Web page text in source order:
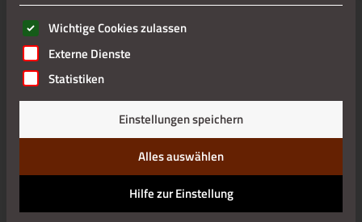
Impressum
Es folgt eine Liste der Service-Gruppen, für die eine
Wichtige Cookies zulassen
Externe Dienste
Statistiken
Einstellungen speichern
Alles auswählen
Hilfe zur Einstellung